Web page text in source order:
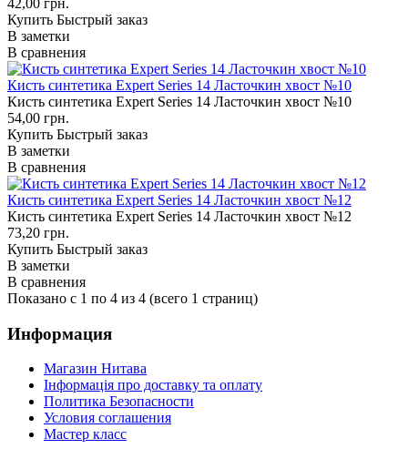
Купить Быстрый заказ
В заметки
В сравнения
Кисть синтетика Expert Series 14 Ласточкин хвост №10
Кисть синтетика Expert Series 14 Ласточкин хвост №10
54,00 грн.
Купить Быстрый заказ
В заметки
В сравнения
Кисть синтетика Expert Series 14 Ласточкин хвост №12
Кисть синтетика Expert Series 14 Ласточкин хвост №12
73,20 грн.
Купить Быстрый заказ
В заметки
В сравнения
Показано с 1 по 4 из 4 (всего 1 страниц)
Информация
Магазин Нитава
Інформація про доставку та оплату
Политика Безопасности
Условия соглашения
Мастер класс